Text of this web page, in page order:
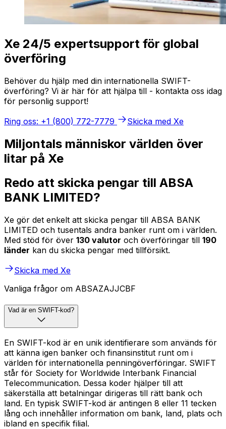
Xe 24/5 expertsupport för global
överföring
Behöver du hjälp med din internationella SWIFT-
överföring? Vi är här för att hjälpa till - kontakta oss idag
för personlig support!
Ring oss: +1 (800) 772-7779
Skicka med Xe
Miljontals människor världen över
litar på Xe
Redo att skicka pengar till ABSA
BANK LIMITED?
Xe gör det enkelt att skicka pengar till ABSA BANK
LIMITED och tusentals andra banker runt om i världen.
Med stöd för över 130 valutor och överföringar till 190
länder kan du skicka pengar med tillförsikt.
Skicka med Xe
Vanliga frågor om ABSAZAJJCBF
Vad är en SWIFT-kod?
En SWIFT-kod är en unik identifierare som används för
att känna igen banker och finansinstitut runt om i
världen för internationella penningöverföringar. SWIFT
står för Society for Worldwide Interbank Financial
Telecommunication. Dessa koder hjälper till att
säkerställa att betalningar dirigeras till rätt bank och
land. En typisk SWIFT-kod är antingen 8 eller 11 tecken
lång och innehåller information om bank, land, plats och
ibland en specifik filial.